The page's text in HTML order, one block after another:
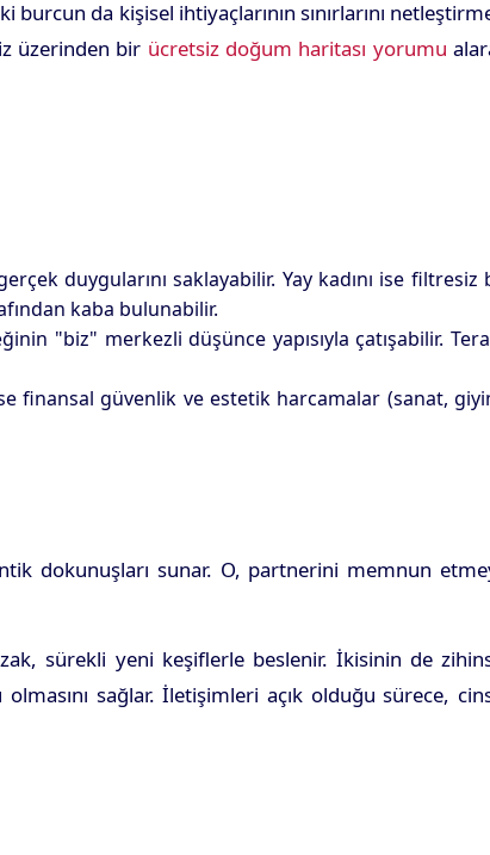
da kişisel ihtiyaçlarının sınırlarını
üzerinden bir ücretsiz doğum haritası yorumu
duygularını saklayabilir. Yay kadını ise filtresiz
kaba bulunabilir.
"biz" merkezli düşünce yapısıyla çatışabilir.
finansal güvenlik ve estetik harcamalar (sanat,
dokunuşları sunar. O, partnerini memnun
sürekli yeni keşiflerle beslenir. İkisinin de
sağlar. İletişimleri açık olduğu sürece,